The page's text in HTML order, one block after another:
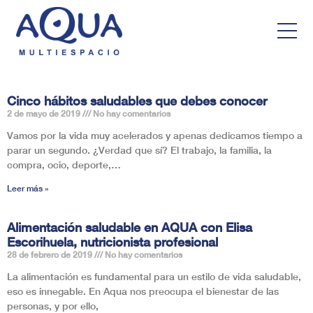
Cinco hábitos saludables que debes conocer
2 de mayo de 2019 No hay comentarios
Vamos por la vida muy acelerados y apenas dedicamos tiempo a
parar un segundo. ¿Verdad que sí? El trabajo, la familia, la
compra, ocio, deporte,…
Leer más »
Alimentación saludable en AQUA con Elisa
Escorihuela, nutricionista profesional
28 de febrero de 2019 No hay comentarios
La alimentación es fundamental para un estilo de vida saludable,
eso es innegable. En Aqua nos preocupa el bienestar de las
personas, y por ello,